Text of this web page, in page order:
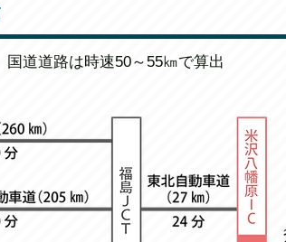
道道路は時速50～55㎞で算出